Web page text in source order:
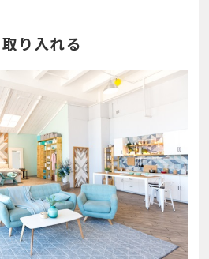
り入れる